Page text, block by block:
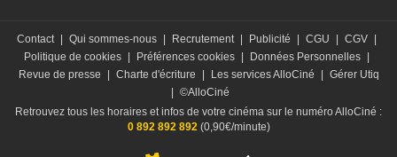
Contact Qui sommes-nous Recrutement Publicité CGU CGV
Politique de cookies
Préférences cookies Données Personnelles
Revue de presse
Charte d'écriture Les services AlloCiné
Gérer Utiq
©AlloCiné
Retrouvez tous les horaires et infos de votre cinéma sur le numéro AlloCiné :
0 892 892 892(0,90€/minute)